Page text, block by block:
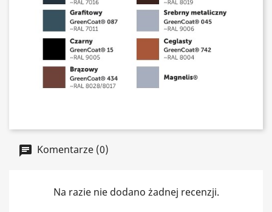
Komentarze (0)
Na razie nie dodano żadnej recenzji.